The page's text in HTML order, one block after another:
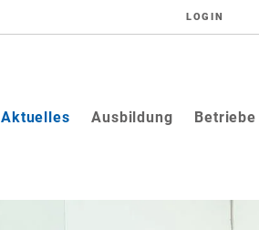
LOGIN
Aktuelles(current)
Ausbildung Betriebe